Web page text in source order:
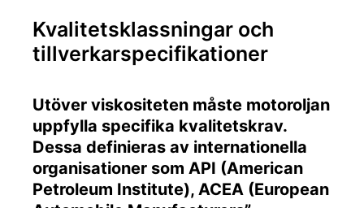
Kvalitetsklassningar och
tillverkarspecifikationer
Utöver viskositeten måste motoroljan
uppfylla specifika kvalitetskrav.
Dessa definieras av internationella
organisationer som API (American
Petroleum Institute), ACEA (European